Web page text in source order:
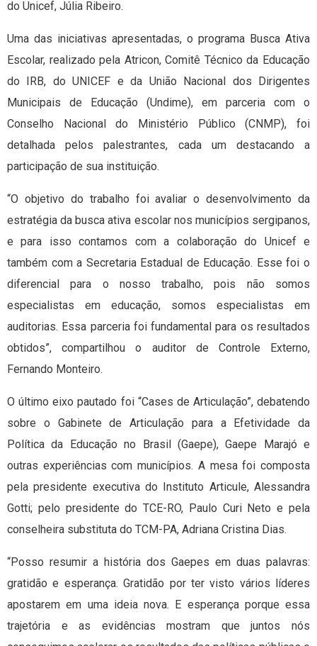
do Unicef, Júlia Ribeiro.
Uma das iniciativas apresentadas, o programa Busca Ativa
Escolar, realizado pela Atricon, Comitê Técnico da Educação
do IRB, do UNICEF e da União Nacional dos Dirigentes
Municipais de Educação (Undime), em parceria com o
Conselho Nacional do Ministério Público (CNMP), foi
detalhada pelos palestrantes, cada um destacando a
participação de sua instituição.
“O objetivo do trabalho foi avaliar o desenvolvimento da
estratégia da busca ativa escolar nos municípios sergipanos,
e para isso contamos com a colaboração do Unicef e
também com a Secretaria Estadual de Educação. Esse foi o
diferencial para o nosso trabalho, pois não somos
especialistas em educação, somos especialistas em
auditorias. Essa parceria foi fundamental para os resultados
obtidos”, compartilhou o auditor de Controle Externo,
Fernando Monteiro.
O último eixo pautado foi “Cases de Articulação”, debatendo
sobre o Gabinete de Articulação para a Efetividade da
Política da Educação no Brasil (Gaepe), Gaepe Marajó e
outras experiências com municípios. A mesa foi composta
pela presidente executiva do Instituto Articule, Alessandra
Gotti; pelo presidente do TCE-RO, Paulo Curi Neto e pela
conselheira substituta do TCM-PA, Adriana Cristina Dias.
“Posso resumir a história dos Gaepes em duas palavras:
gratidão e esperança. Gratidão por ter visto vários líderes
apostarem em uma ideia nova. E esperança porque essa
trajetória e as evidências mostram que juntos nós